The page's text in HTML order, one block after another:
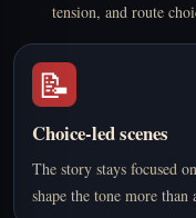
tension, and route
📝
Choice-led scenes
The story stays focused
shape the tone more